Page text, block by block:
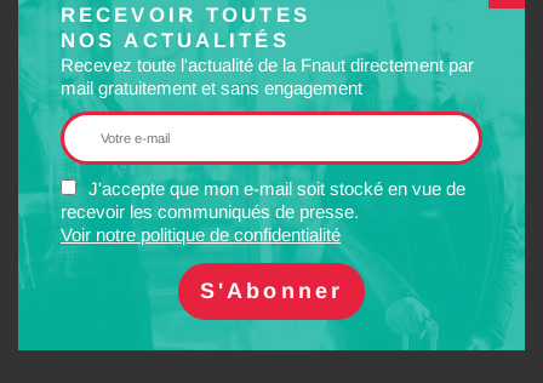
RECEVOIR TOUTES
NOS ACTUALITÉS
Recevez toute l'actualité de la Fnaut directement par
mail gratuitement et sans engagement
J'accepte que mon e-mail soit stocké en vue de
recevoir les communiqués de presse.
Voir notre politique de confidentialité
rares garde-fous du
pouvoir d’achat.
Selon lui, cette mesure est aussi un moyen de se défausser sur
les régions, les guichets pour les TER – dont certains ne font plus
partie du giron de la SNCF – continuant d’accepter les titres en
papier.